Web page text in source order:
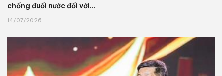
chống đuối nước đối với...
14/07/2026